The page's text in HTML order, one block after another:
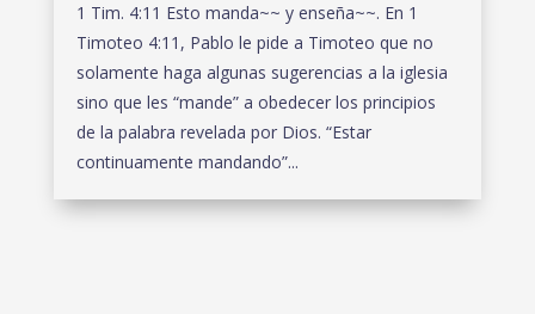
1 Tim. 4:11 Esto manda~~ y enseña~~. En 1
Timoteo 4:11, Pablo le pide a Timoteo que no
solamente haga algunas sugerencias a la iglesia
sino que les “mande” a obedecer los principios
de la palabra revelada por Dios. “Estar
continuamente mandando”...